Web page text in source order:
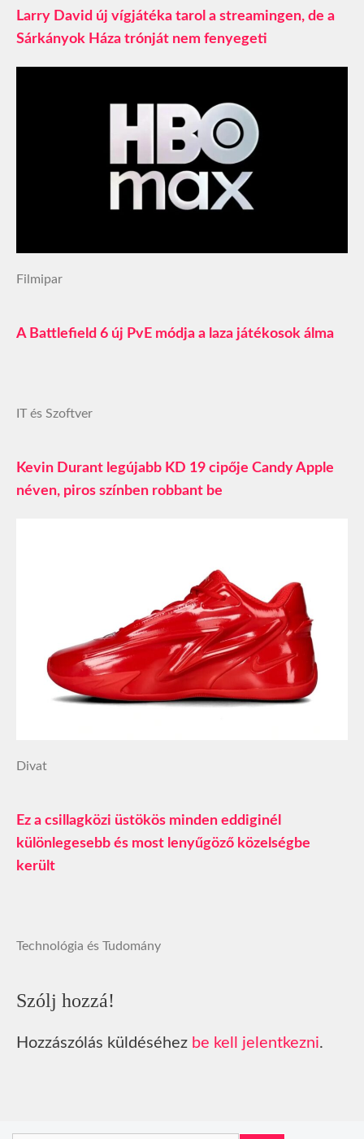
Larry David új vígjátéka tarol a streamingen, de a
Sárkányok Háza trónját nem fenyegeti
Filmipar
A Battlefield 6 új PvE módja a laza játékosok álma
IT és Szoftver
Kevin Durant legújabb KD 19 cipője Candy Apple
néven, piros színben robbant be
Divat
Ez a csillagközi üstökös minden eddiginél
különlegesebb és most lenyűgöző közelségbe
került
Technológia és Tudomány
Szólj hozzá!
Hozzászólás küldéséhez be kell jelentkezni.